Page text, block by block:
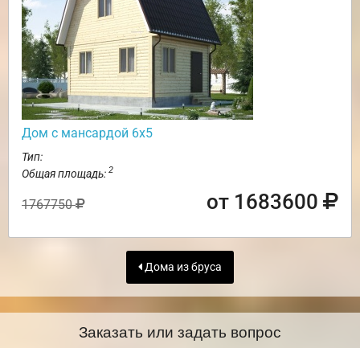
Дом с мансардой 6х5
Тип:
Общая площадь: 2
1767750 от 1683600
Дома из бруса
Заказать или задать вопрос